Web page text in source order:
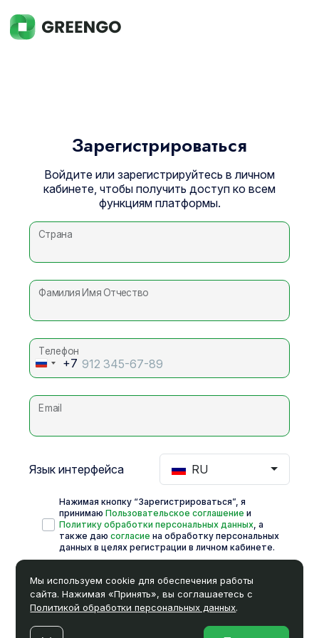
Зарегистрироваться
Войдите или зарегистрируйтесь в личном
кабинете, чтобы получить доступ ко всем
функциям платформы.
Страна
Фамилия Имя Отчество
Russia
+7
Телефон
Email
Язык интерфейса RU
Нажимая кнопку “Зарегистрироваться”, я
принимаю Пользовательское соглашение и
Политику обработки персональных данных , а
также даю согласие на обработку персональных
данных в целях регистрации в личном кабинете.
Я даю согласиена получение рекламных и
информационных рассылок.
Зарегистрироваться
Мы используем cookie для обеспечения работы
сайта. Нажимая «Принять», вы соглашаетесь с
Политикой обработки персональных данных.